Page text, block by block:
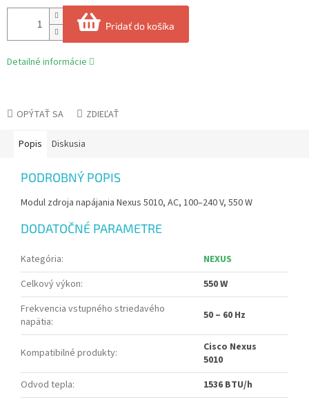
Pridať do košíka
Detailné informácie
OPÝTAŤ SA ZDIEĽAŤ
Popis Diskusia
PODROBNÝ POPIS
Modul zdroja napájania Nexus 5010, AC, 100–240 V, 550 W
DODATOČNÉ PARAMETRE
Kategória:
NEXUS
Celkový výkon:
550 W
Frekvencia vstupného striedavého
napätia: 50 – 60 Hz
Kompatibilné produkty:
Cisco Nexus
5010
Odvod tepla:
1536 BTU/h